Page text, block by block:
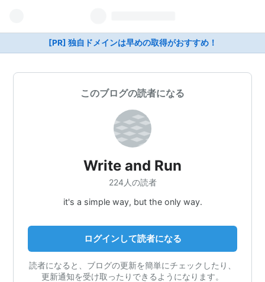
[PR] 独自ドメインは早めの取得がおすすめ！
このブログの読者になる
Write and Run
224人の読者
it's a simple way, but the only way.
ログインして読者になる
読者になると、ブログの更新を簡単にチェックしたり、
更新通知を受け取ったりできるようになります。